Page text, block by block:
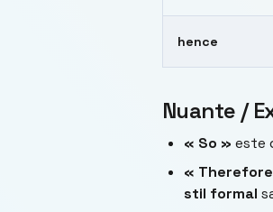
hence
Nuante /
« So » este
«
stil formal